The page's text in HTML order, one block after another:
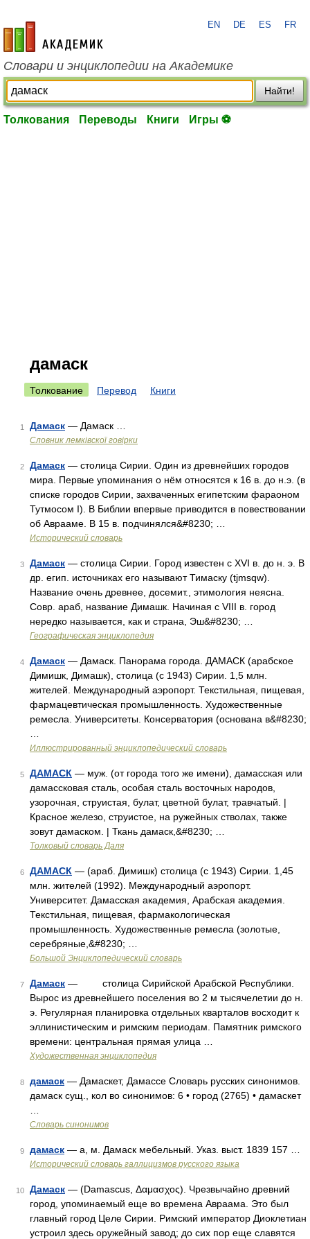
academic.ru
EN DE ES FR
Словари и энциклопедии на Академике
Найти!
Толкования Переводы Книги Игры ⚽
дамаск
Толкование Перевод Книги
1 Дамаск — Дамаск …
Словник лемківскої говірки
2 Дамаск — столица Сирии. Один из древнейших городов
мира. Первые упоминания о нём относятся к 16 в. до н.э. (в
списке городов Сирии, захваченных египетским фараоном
Тутмосом I). В Библии впервые приводится в повествовании
об Аврааме. В 15 в. подчинялся&#8230; …
Исторический словарь
3 Дамаск — столица Сирии. Город известен с XVI в. до н. э. В
др. егип. источниках его называют Тимаску (tjmsqw).
Название очень древнее, досемит., этимология неясна.
Совр. араб, название Димашк. Начиная с VIII в. город
нередко называется, как и страна, Эш&#8230; …
Географическая энциклопедия
4 Дамаск — Дамаск. Панорама города. ДАМАСК (арабское
Димишк, Димашк), столица (с 1943) Сирии. 1,5 млн.
жителей. Международный аэропорт. Текстильная, пищевая,
фармацевтическая промышленность. Художественные
ремесла. Университеты. Консерватория (основана в&#8230;
Иллюстрированный энциклопедический словарь
5 ДАМАСК — муж. (от города того же имени), дамасская или
дамассковая сталь, особая сталь восточных народов,
узорочная, струистая, булат, цветной булат, травчатый. |
Красное железо, струистое, на ружейных стволах, также
зовут дамаском. | Ткань дамаск,&#8230; …
Толковый словарь Даля
6 ДАМАСК — (араб. Димишк) столица (с 1943) Сирии. 1,45
млн. жителей (1992). Международный аэропорт.
Университет. Дамасская академия, Арабская академия.
Текстильная, пищевая, фармакологическая
промышленность. Художественные ремесла (золотые,
серебряные,&#8230; …
Большой Энциклопедический словарь
7 Дамаск — столица Сирийской Арабской Республики.
Вырос из древнейшего поселения во 2 м тысячелетии до н.
э. Регулярная планировка отдельных кварталов восходит к
эллинистическим и римским периодам. Памятник римского
времени: центральная прямая улица …
Художественная энциклопедия
8 дамаск — Дамаскет, Дамассе Словарь русских синонимов.
дамаск сущ., кол во синонимов: 6 • город (2765) • дамаскет
Словарь синонимов
9 дамаск — а, м. Дамаск мебельный. Указ. выст. 1839 157 …
Исторический словарь галлицизмов русского языка
10 Дамаск — (Damascus, Δαμασχος). Чрезвычайно древний
город, упоминаемый еще во времена Авраама. Это был
главный город Целе Сирии. Римский император Диоклетиан
устроил здесь оружейный завод; до сих пор еще славятся